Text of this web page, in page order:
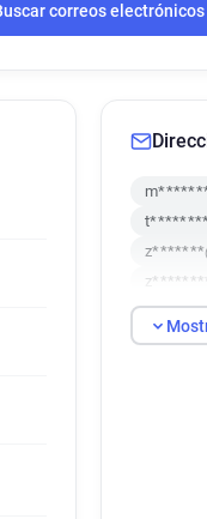
correos electrónicos